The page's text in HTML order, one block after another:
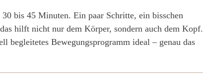
bis 45 Minuten. Ein paar Schritte, ein bisschen
hilft nicht nur dem Körper, sondern auch dem Kopf.
begleitetes Bewegungsprogramm ideal – genau das